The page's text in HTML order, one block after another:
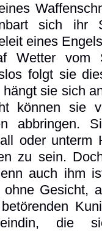
sich ihr
eines
Wetter vom
folgt sie
sie sich
können sie
abbringen.
oder unterm
zu sein.
auch ihm
Gesicht,
die